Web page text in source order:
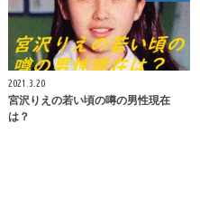
2021.3.20
宮沢りえの若い頃の噂の男性現在
は？